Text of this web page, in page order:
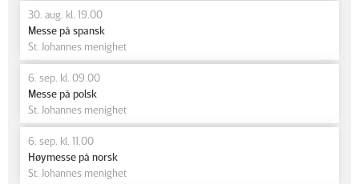
30. aug. kl. 19.00
Messe på spansk
St. Johannes menighet
6. sep. kl. 09.00
Messe på polsk
St. Johannes menighet
6. sep. kl. 11.00
Høymesse på norsk
St. Johannes menighet